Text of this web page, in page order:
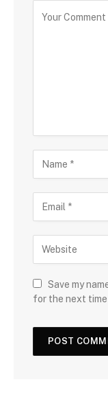
Save my
for the next time